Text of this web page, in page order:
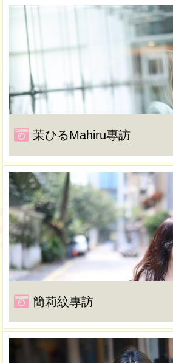
茉ひるMahiru專訪
簡莉紋專訪